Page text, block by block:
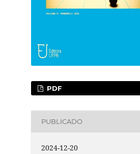
PDF
PUBLICADO
2024-12-20